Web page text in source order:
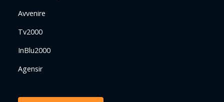
Avvenire
Tv2000
InBlu2000
Agensir